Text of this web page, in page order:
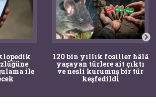
ile
120 bin yıllık fosiller hâlâ
yaşayan türlere ait çıktı
ve nesli kurumuş bir tür
keşfedildi